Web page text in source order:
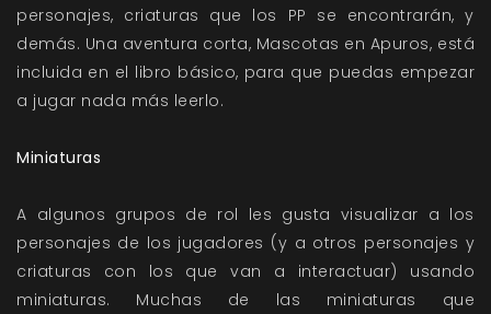
personajes, criaturas que los PP se encontrarán, y
demás. Una aventura corta, Mascotas en Apuros, está
incluida en el libro básico, para que puedas empezar
a jugar nada más leerlo.
Miniaturas
A algunos grupos de rol les gusta visualizar a los
personajes de los jugadores (y a otros personajes y
criaturas con los que van a interactuar) usando
miniaturas. Muchas de las miniaturas que